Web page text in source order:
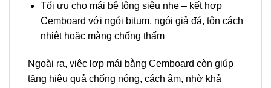
Tối ưu cho mái bê tông siêu nhẹ – kết hợp
Cemboard với ngói bitum, ngói giả đá, tôn cách
nhiệt hoặc màng chống thấm
Ngoài ra, việc lợp mái bằng Cemboard còn giúp
tăng hiệu quả chống nóng, cách âm, nhờ khả